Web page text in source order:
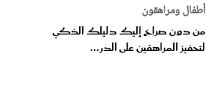
أطفال ومراهقون
من دون صراخ إليك دليلك الذكي
لتحفيز المراهقين على الدر...